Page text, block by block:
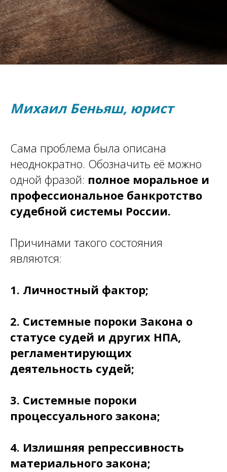
Михаил Беньяш, юрист
Сама проблема была описана
неоднократно. Обозначить её можно
одной фразой: полное моральное и
профессиональное банкротство
судебной системы России.
Причинами такого состояния
являются:
1. Личностный фактор;
2. Системные пороки Закона о
статусе судей и других НПА,
регламентирующих
деятельность судей;
3. Системные пороки
процессуального закона;
4. Излишняя репрессивность
материального закона;